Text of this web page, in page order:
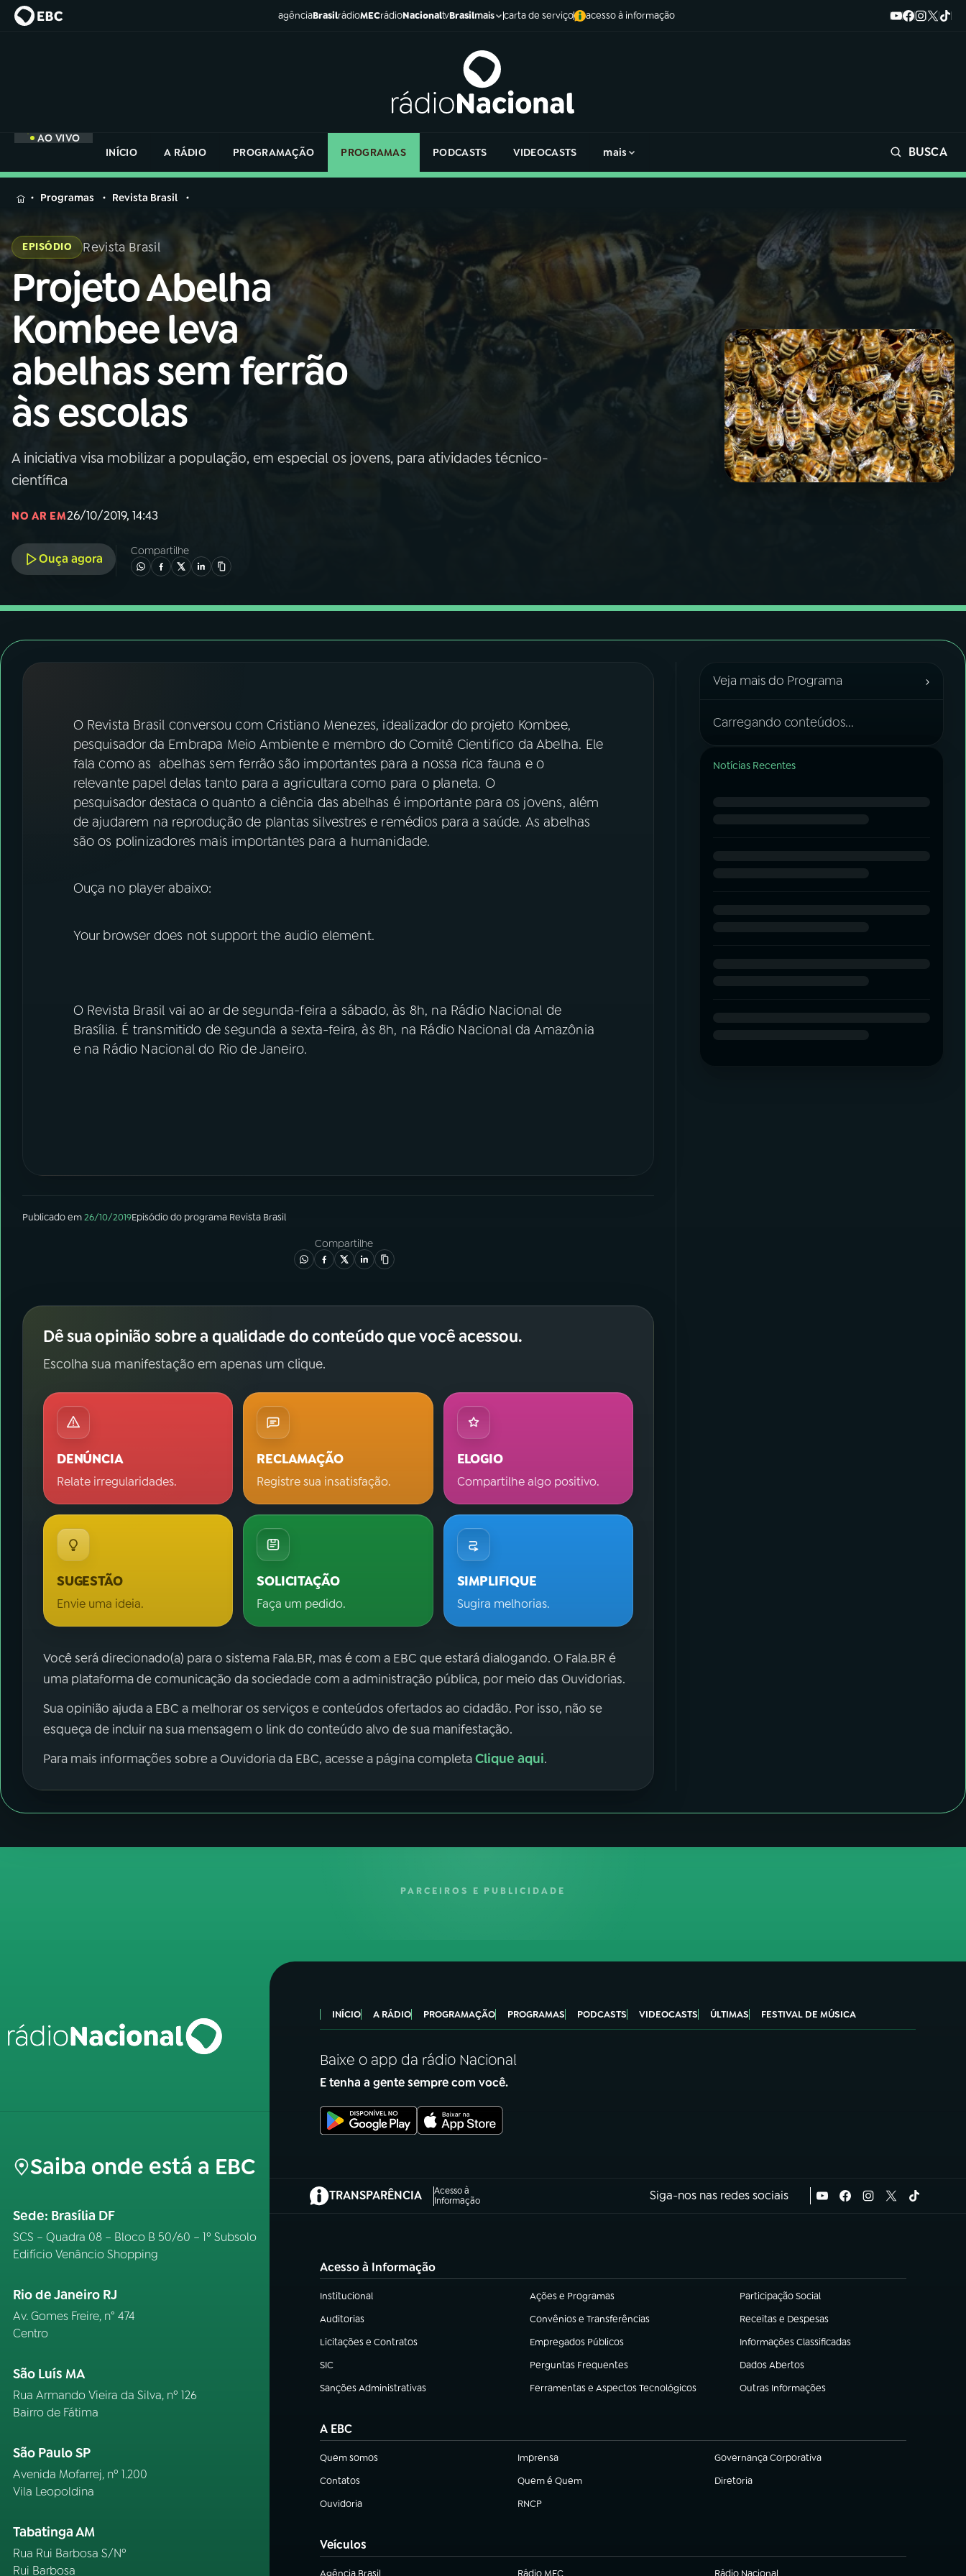
agênciaBrasilrádioMECrádioNacionaltvBrasilmais carta de serviço acesso à informação
AO VIVO
INÍCIO
A RÁDIO PROGRAMAÇÃO PROGRAMAS PODCASTS VIDEOCASTS mais BUSCA
MENU
Buscar
na
Rádio
Nacional
Buscar
AO VIVO
01 INÍCIO
02 A RÁDIO
03PROGRAMAÇÃO
ACOMPANHE A RÁDIO NACIONAL
YouTube Facebook
Instagram X
na
Rádio
Nacional
Programas Revista Brasil
EPISÓDIO Revista Brasil
Projeto Abelha
Kombee leva
abelhas sem ferrão
às escolas
A iniciativa visa mobilizar a população, em especial os jovens, para atividades técnico-
científica
NO AR EM26/10/2019, 14:43
Ouça agora
Compartilhe
O Revista Brasil conversou com Cristiano Menezes, idealizador do projeto Kombee,
pesquisador da Embrapa Meio Ambiente e membro do Comitê Cientifico da Abelha. Ele
fala como as abelhas sem ferrão são importantes para a nossa rica fauna e o
relevante papel delas tanto para a agricultara como para o planeta. O
pesquisador destaca o quanto a ciência das abelhas é importante para os jovens, além
de ajudarem na reprodução de plantas silvestres e remédios para a saúde. As abelhas
são os polinizadores mais importantes para a humanidade.
Ouça no player abaixo:
Your browser does not support the audio element.
O Revista Brasil vai ao ar de segunda-feira a sábado, às 8h, na Rádio Nacional de
Brasília. É transmitido de segunda a sexta-feira, às 8h, na Rádio Nacional da Amazônia
e na Rádio Nacional do Rio de Janeiro.
Publicado em26/10/2019Episódiodo programa Revista Brasil
Compartilhe
Dê sua opinião sobre a qualidade do conteúdo que você acessou.
Escolha sua manifestação em apenas um clique.
DENÚNCIA
Relate irregularidades.
RECLAMAÇÃO
Registre sua insatisfação.
ELOGIO
Compartilhe algo positivo.
SUGESTÃO
Envie uma ideia.
SOLICITAÇÃO
Faça um pedido.
SIMPLIFIQUE
Sugira melhorias.
Você será direcionado(a) para o sistema Fala.BR, mas é com a EBC que estará dialogando. O Fala.BR é
uma plataforma de comunicação da sociedade com a administração pública, por meio das Ouvidorias.
Sua opinião ajuda a EBC a melhorar os serviços e conteúdos ofertados ao cidadão. Por isso, não se
esqueça de incluir na sua mensagem o link do conteúdo alvo de sua manifestação.
Para mais informações sobre a Ouvidoria da EBC, acesse a página completaClique aqui.
Veja mais do Programa ›
Carregando conteúdos...
Notícias Recentes
PARCEIROS E PUBLICIDADE
Saiba onde está a EBC
Sede: Brasília DF
SCS – Quadra 08 – Bloco B 50/60 – 1º Subsolo
Edifício Venâncio Shopping
Rio de Janeiro RJ
Av. Gomes Freire, n° 474
Centro
São Luís MA
Rua Armando Vieira da Silva, nº 126
Bairro de Fátima
São Paulo SP
Avenida Mofarrej, nº 1.200
Vila Leopoldina
Tabatinga AM
Rua Rui Barbosa S/Nº
Rui Barbosa
INÍCIO A RÁDIO PROGRAMAÇÃO PROGRAMAS PODCASTS VIDEOCASTS ÚLTIMAS FESTIVAL DE MÚSICA
Baixe o app da rádio Nacional
E tenha a gente sempre com você.
TRANSPARÊNCIA
Acesso à
Informação
(abre em nova aba) Siga-nos nas redes sociais
Acesso à Informação
Institucional
(abre em nova aba) Ações e Programas
(abre em nova aba) Participação Social
(abre em nova aba)
Auditorias
(abre em nova aba) Convênios e Transferências
(abre em nova aba) Receitas e Despesas
(abre em nova aba)
Licitações e Contratos
(abre em nova aba) Empregados Públicos
(abre em nova aba) Informações Classificadas
(abre em nova aba)
SIC
(abre em nova aba) Perguntas Frequentes
(abre em nova aba) Dados Abertos
(abre em nova aba)
Sanções Administrativas
(abre em nova aba) Ferramentas e Aspectos Tecnológicos
(abre em nova aba) Outras Informações
(abre em nova aba)
A EBC
Quem somos
(abre em nova aba) Imprensa
(abre em nova aba) Governança Corporativa
(abre em nova aba)
Contatos
(abre em nova aba) Quem é Quem
(abre em nova aba) Diretoria
(abre em nova aba)
Ouvidoria
(abre em nova aba) RNCP
(abre em nova aba)
Veículos
Agência Brasil Rádio MEC Rádio Nacional